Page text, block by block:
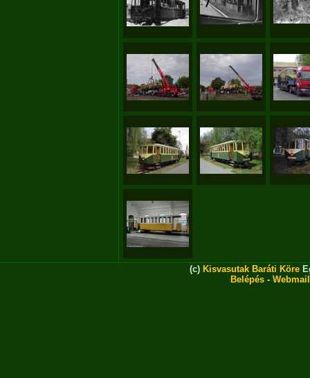
(c) Kisvasutak Baráti Köre
Belépés - Webmail